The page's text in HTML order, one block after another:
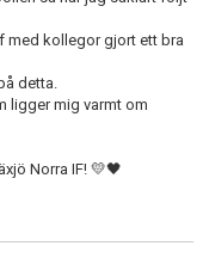
med kollegor gjort ett bra
detta.
ligger mig varmt om
Norra IF! 💛🖤